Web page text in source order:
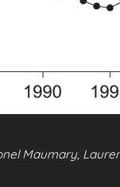
Maumary,